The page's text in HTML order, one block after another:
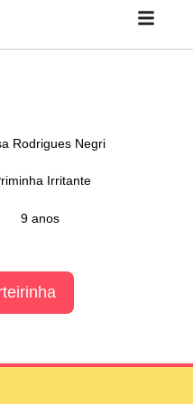
Rodrigues Negri
Irritante
9 anos